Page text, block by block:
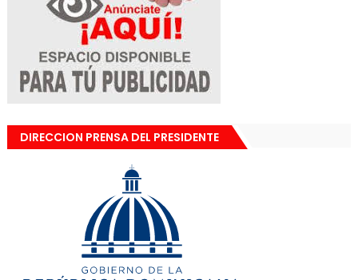
DIRECCION PRENSA DEL PRESIDENTE